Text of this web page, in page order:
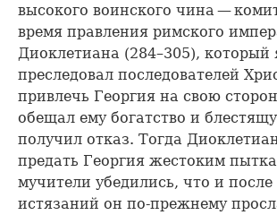
высокого воинского чина —
время правления римского
Диоклетиана (284–305), который
преследовал последователей
привлечь Георгия на свою
обещал ему богатство и
получил отказ. Тогда
предать Георгия жестоким
мучители убедились, что и после
истязаний он по-прежнему